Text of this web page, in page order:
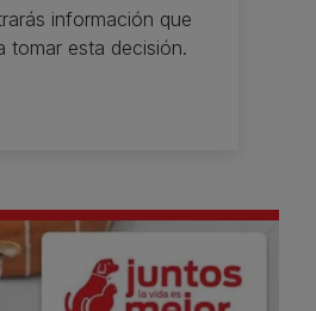
información que
tomar esta decisión.